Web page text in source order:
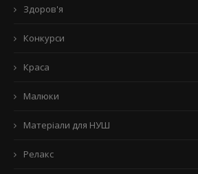
Здоров'я
Конкурси
Краса
Малюки
Матеріали для НУШ
Релакс